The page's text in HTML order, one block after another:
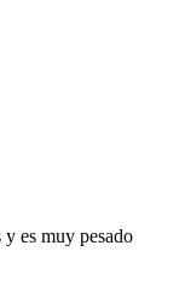
es muy pesado